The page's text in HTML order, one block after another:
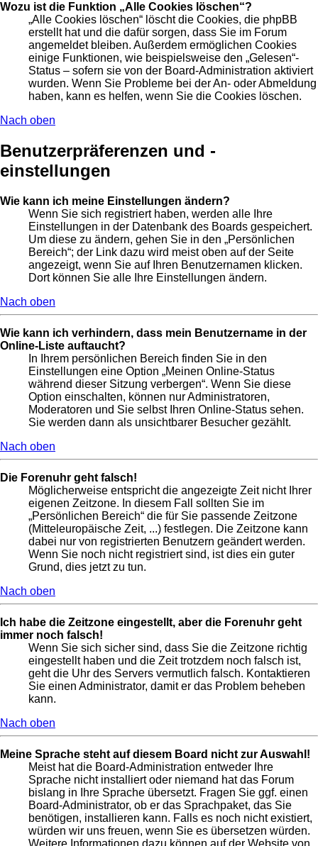
Wozu ist die Funktion „Alle Cookies löschen“?
„Alle Cookies löschen“ löscht die Cookies, die phpBB
erstellt hat und die dafür sorgen, dass Sie im Forum
angemeldet bleiben. Außerdem ermöglichen Cookies
einige Funktionen, wie beispielsweise den „Gelesen“-
Status – sofern sie von der Board-Administration aktiviert
wurden. Wenn Sie Probleme bei der An- oder Abmeldung
haben, kann es helfen, wenn Sie die Cookies löschen.
Nach oben
Benutzerpräferenzen und -
einstellungen
Wie kann ich meine Einstellungen ändern?
Wenn Sie sich registriert haben, werden alle Ihre
Einstellungen in der Datenbank des Boards gespeichert.
Um diese zu ändern, gehen Sie in den „Persönlichen
Bereich“; der Link dazu wird meist oben auf der Seite
angezeigt, wenn Sie auf Ihren Benutzernamen klicken.
Dort können Sie alle Ihre Einstellungen ändern.
Nach oben
Wie kann ich verhindern, dass mein Benutzername in der
Online-Liste auftaucht?
In Ihrem persönlichen Bereich finden Sie in den
Einstellungen eine Option „Meinen Online-Status
während dieser Sitzung verbergen“. Wenn Sie diese
Option einschalten, können nur Administratoren,
Moderatoren und Sie selbst Ihren Online-Status sehen.
Sie werden dann als unsichtbarer Besucher gezählt.
Nach oben
Die Forenuhr geht falsch!
Möglicherweise entspricht die angezeigte Zeit nicht Ihrer
eigenen Zeitzone. In diesem Fall sollten Sie im
„Persönlichen Bereich“ die für Sie passende Zeitzone
(Mitteleuropäische Zeit, ...) festlegen. Die Zeitzone kann
dabei nur von registrierten Benutzern geändert werden.
Wenn Sie noch nicht registriert sind, ist dies ein guter
Grund, dies jetzt zu tun.
Nach oben
Ich habe die Zeitzone eingestellt, aber die Forenuhr geht
immer noch falsch!
Wenn Sie sich sicher sind, dass Sie die Zeitzone richtig
eingestellt haben und die Zeit trotzdem noch falsch ist,
geht die Uhr des Servers vermutlich falsch. Kontaktieren
Sie einen Administrator, damit er das Problem beheben
kann.
Nach oben
Meine Sprache steht auf diesem Board nicht zur Auswahl!
Meist hat die Board-Administration entweder Ihre
Sprache nicht installiert oder niemand hat das Forum
bislang in Ihre Sprache übersetzt. Fragen Sie ggf. einen
Board-Administrator, ob er das Sprachpaket, das Sie
benötigen, installieren kann. Falls es noch nicht existiert,
würden wir uns freuen, wenn Sie es übersetzen würden.
Weitere Informationen dazu können auf der Website von